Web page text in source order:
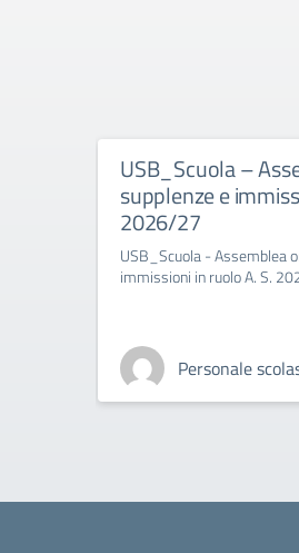
USB_Scuola –
supplenze e
2026/27
USB_Scuola - Assemblea
immissioni in ruolo A. S.
Personale